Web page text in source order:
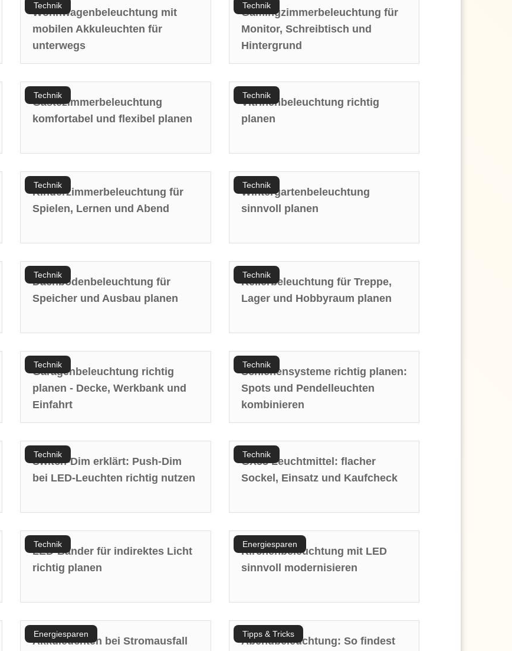
Technik
Wohnwagenbeleuchtung mit
mobilen Akkuleuchten für
unterwegs
Technik
Gamingzimmerbeleuchtung für
Monitor, Schreibtisch und
Hintergrund
Technik
Gästezimmerbeleuchtung
komfortabel und flexibel planen
Technik
Vitrinenbeleuchtung richtig
planen
Technik
Kinderzimmerbeleuchtung für
Spielen, Lernen und Abend
Technik
Wintergartenbeleuchtung
sinnvoll planen
Technik
Dachbodenbeleuchtung für
Speicher und Ausbau planen
Technik
Kellerbeleuchtung für Treppe,
Lager und Hobbyraum planen
Technik
Garagenbeleuchtung richtig
planen - Decke, Werkbank und
Einfahrt
Technik
Schienensysteme richtig planen:
Spots und Pendelleuchten
kombinieren
Technik
Switch-Dim erklärt: Push-Dim
bei LED-Leuchten richtig nutzen
Technik
GX53 Leuchtmittel: flacher
Sockel, Einsatz und Kaufcheck
Technik
LED-Bänder für indirektes Licht
richtig planen
Energiesparen
Kirchenbeleuchtung mit LED
sinnvoll modernisieren
Energiesparen
Akkuleuchten bei Stromausfall
Tipps & Tricks
Abendbeleuchtung: So findest